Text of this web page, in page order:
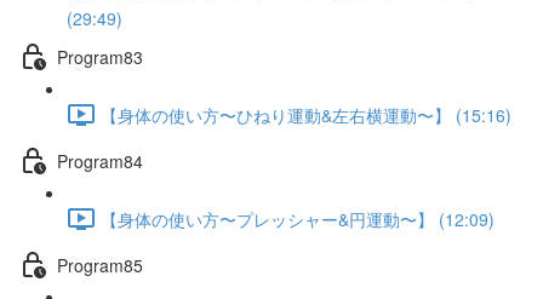
(29:49)
Program83
【身体の使い方〜ひねり運動&左右横運動〜】 (15:16)
Program84
【身体の使い方〜プレッシャー&円運動〜】 (12:09)
Program85